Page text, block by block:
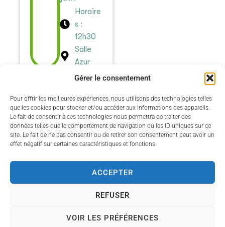
Gérer le consentement
Pour offrir les meilleures expériences, nous utilisons des technologies telles
que les cookies pour stocker et/ou accéder aux informations des appareils.
Le fait de consentir à ces technologies nous permettra de traiter des
données telles que le comportement de navigation ou les ID uniques sur ce
site. Le fait de ne pas consentir ou de retirer son consentement peut avoir un
effet négatif sur certaines caractéristiques et fonctions.
ACCEPTER
REFUSER
VOIR LES PRÉFÉRENCES
Horaire
s :
12h30
Salle
Azur
Politique des cookies